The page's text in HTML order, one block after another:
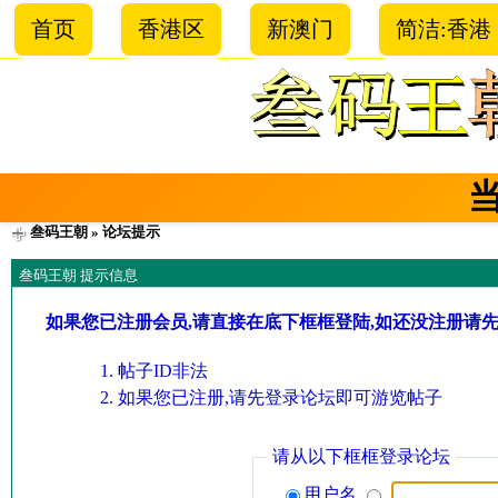
首页 香港区 新澳门 简洁:香港
叁码王朝 » 论坛提示
叁码王朝 提示信息
如果您已注册会员,请直接在底下框框登陆,如还没注册请
帖子ID非法
如果您已注册,请先登录论坛即可游览帖子
请从以下框框登录论坛
用户名